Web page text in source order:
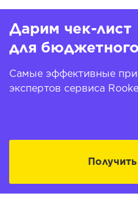
Дарим чек-лист
для
Самые эффективные
экспертов сервиса